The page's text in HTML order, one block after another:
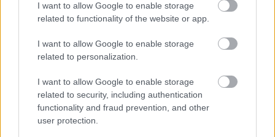
I want to allow Google to enable storage
related to functionality of the website or app.
I want to allow Google to enable storage
related to personalization.
I want to allow Google to enable storage
related to security, including authentication
functionality and fraud prevention, and other
user protection.
Vallás Kresz Lavór Közlekedéskultúra
AZ EMBERSÉG ÜNNEPE